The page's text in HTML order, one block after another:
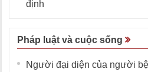
định
Pháp luật và cuộc sống
Người đại diện của người